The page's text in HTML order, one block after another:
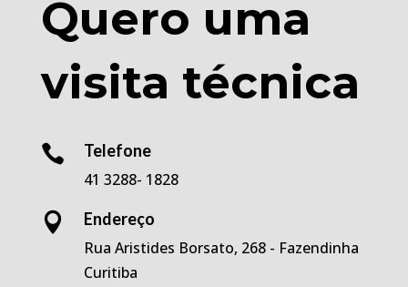
Quero uma
visita técnica

Telefone
41 3288- 1828

Endereço
Rua Aristides Borsato, 268 - Fazendinha
Curitiba